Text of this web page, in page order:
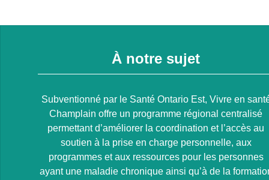
À notre sujet
Subventionné par le Santé Ontario Est, Vivre en
Champlain offre un programme régional centralisé
permettant d’améliorer la coordination et l’accès au
soutien à la prise en charge personnelle, aux
programmes et aux ressources pour les personnes
ayant une maladie chronique ainsi qu’à de la